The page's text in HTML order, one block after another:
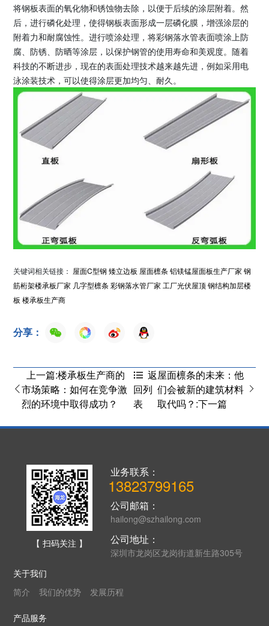
将钢板表面的氧化物和锈蚀物去除，以便于后续的涂层附着。然
后，进行磷化处理，使得钢板表面形成一层磷化膜，增强涂层的
附着力和耐腐蚀性。进行喷涂处理，将彩钢落水管表面喷涂上防
腐、防锈、防晒等涂层，以保护钢管的使用寿命和美观度。随着
科技的不断进步，现在的表面处理技术越来越先进，例如采用电
泳涂装技术，可以使得涂层更加均匀、耐久。
关键词相关链接： 屋面C型钢 矮立边板 屋面檩条 铝镁锰屋面板生产厂家 钢
筋桁架楼承板厂家 几字型檩条 彩钢落水管厂家 工厂光伏屋顶 钢结构加层楼
板 楼承板生产商
分享：
上一篇:楼承板生产商的
市场策略：如何在竞争激
烈的环境中取得成功？
返
回列
表
屋面檩条的未来：他
们会被新的建筑材料
取代吗？:下一篇
【 扫码关注 】
业务联系：
13823799165
公司邮箱：
hailong@szhailong.com
公司地址：
深圳市龙岗区龙岗街道新生路305号
关于我们
简介
我们的优势 发展历程
产品服务